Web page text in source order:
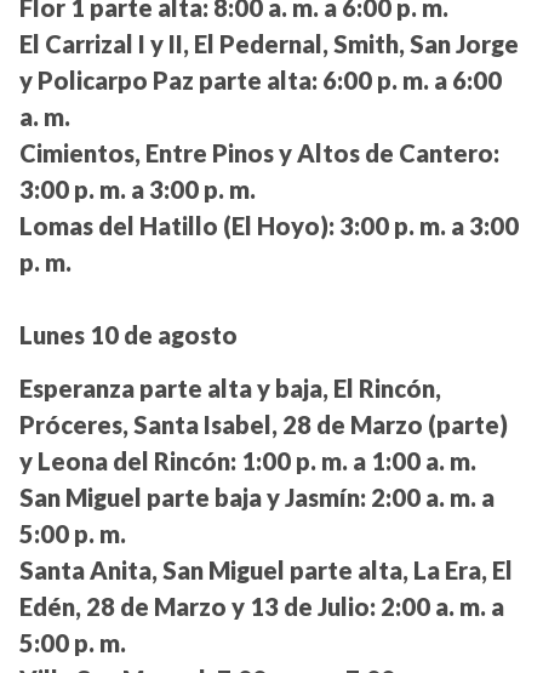
Flor 1 parte alta: 8:00 a. m. a 6:00 p. m.
El Carrizal I y II, El Pedernal, Smith, San Jorge
y Policarpo Paz parte alta: 6:00 p. m. a 6:00
a. m.
Cimientos, Entre Pinos y Altos de Cantero:
3:00 p. m. a 3:00 p. m.
Lomas del Hatillo (El Hoyo): 3:00 p. m. a 3:00
p. m.
Lunes 10 de agosto
Esperanza parte alta y baja, El Rincón,
Próceres, Santa Isabel, 28 de Marzo (parte)
y Leona del Rincón: 1:00 p. m. a 1:00 a. m.
San Miguel parte baja y Jasmín: 2:00 a. m. a
5:00 p. m.
Santa Anita, San Miguel parte alta, La Era, El
Edén, 28 de Marzo y 13 de Julio: 2:00 a. m. a
5:00 p. m.